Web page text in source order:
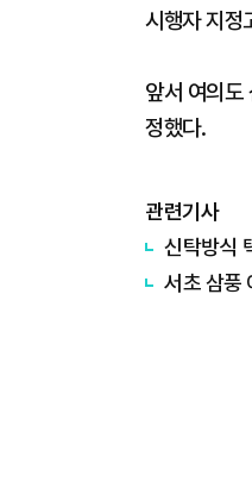
시행자 지정
앞서 여의도
정했다.
관련기사
신탁방식
서초 삼풍